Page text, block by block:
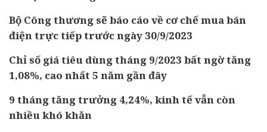
Bộ Công thương sẽ báo cáo về cơ chế mua bán
điện trực tiếp trước ngày 30/9/2023
Chỉ số giá tiêu dùng tháng 9/2023 bất ngờ tăng
1,08%, cao nhất 5 năm gần đây
9 tháng tăng trưởng 4,24%, kinh tế vẫn còn
nhiều khó khăn